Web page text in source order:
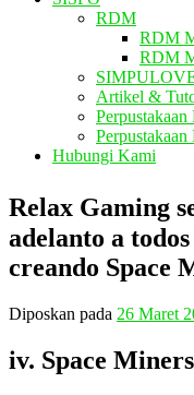
RDM
RDM
RDM
Artikel &
Hubungi Kami
Relax Gaming
adelanto a
creando Space
Diposkan pada 26 Maret
iv. Space